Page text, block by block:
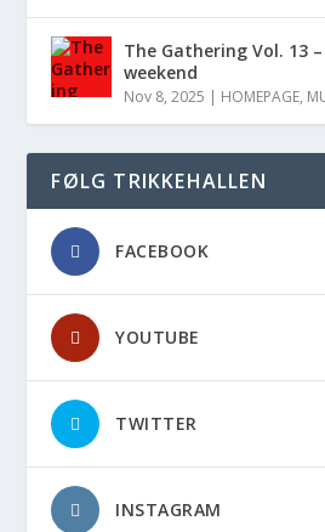
The Gathering Vol. 13
weekend
Nov 8, 2025 | HOMEPAGE,
FØLG TRIKKEHALLEN
FACEBOOK
YOUTUBE
TWITTER
INSTAGRAM